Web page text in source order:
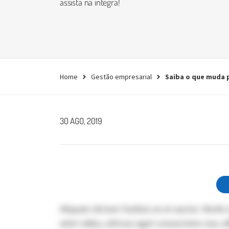
Home Gestão empresarial Saiba o que muda
30 AGO, 2019
Aliquam dictum facilisis ex et auctor.
enim tellus, ultrices eget consectetur non,